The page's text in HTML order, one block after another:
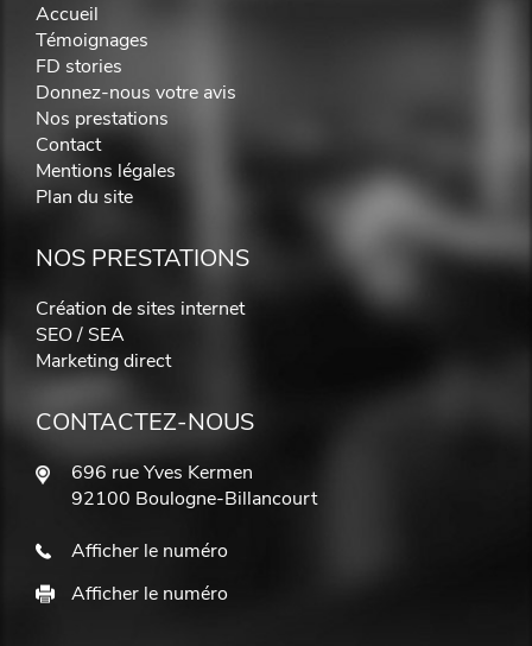
Accueil
Témoignages
FD stories
Donnez-nous votre avis
Nos prestations
Contact
Mentions légales
Plan du site
NOS PRESTATIONS
Création de sites internet
SEO / SEA
Marketing direct
CONTACTEZ-NOUS
696 rue Yves Kermen
92100 Boulogne-Billancourt
Afficher le numéro
Afficher le numéro